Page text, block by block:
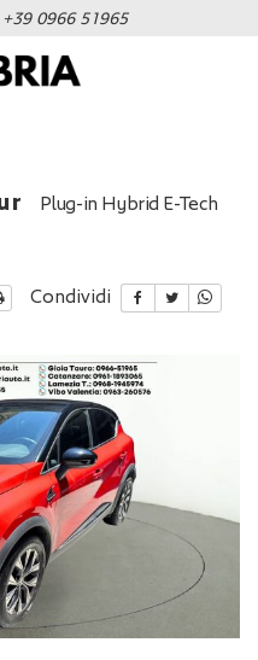
+39 0966 51965
Plug-in Hybrid E-Tech
Condividi